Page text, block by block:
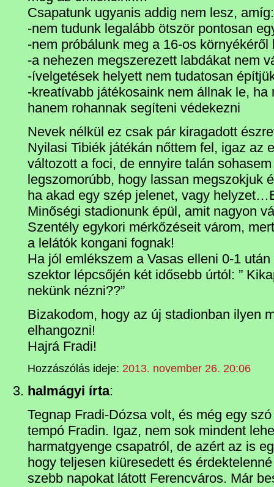
Csapatunk ugyanis addig nem lesz, amíg:
-nem tudunk legalább ötször pontosan
-nem próbálunk meg a 16-os környékéről
-a nehezen megszerezett labdákat nem
-ívelgetések helyett nem tudatosan
-kreatívabb játékosaink nem állnak le, ha
hanem rohannak segíteni védekezni
Nevek nélkül ez csak pár kiragadott
Nyilasi Tibiék játékán nőttem fel, igaz az
változott a foci, de ennyire talán
legszomorúbb, hogy lassan megszokjuk
ha akad egy szép jelenet, vagy
Minőségi stadionunk épül, amit nagyon
Szentély egykori mérkőzéseit várom,
a lelátók kongani fognak!
Ha jól emlékszem a Vasas elleni 0-1
szektor lépcsőjén két idősebb úrtól: ”
nekünk nézni??”
Bizakodom, hogy az új stadionban ilyen
elhangozni!
Hajrá Fradi!
Hozzászólás ideje: 2013. november 26. 20:06
halmágyi írta:
Tegnap Fradi-Dózsa volt, és még egy
tempó Fradin. Igaz, nem sok mindent
harmatgyenge csapatról, de azért az is
hogy teljesen kiüresedett és
szebb napokat látott Ferencváros. Már